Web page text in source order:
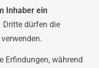
Inhaber ein
Dritte dürfen die
Erfindungen, während